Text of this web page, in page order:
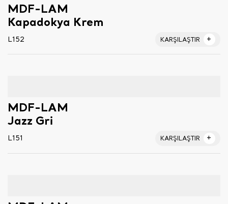
MDF-LAM
Kapadokya Krem
L152 KARŞILAŞTIR
MDF-LAM
Jazz Gri
L151 KARŞILAŞTIR